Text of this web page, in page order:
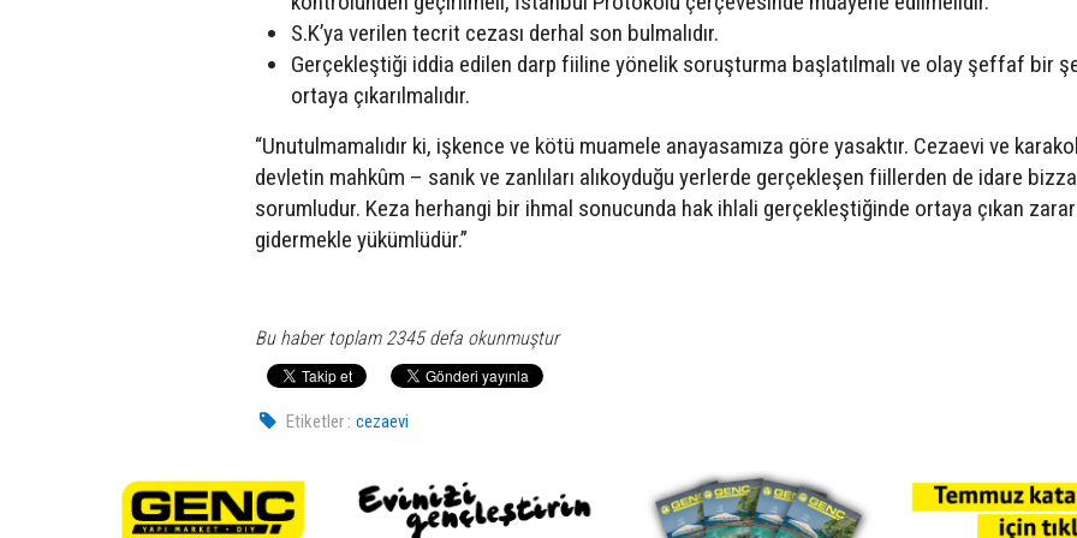
S.K’ya verilen tecrit cezası derhal son bulmalıdır.
Gerçekleştiği iddia edilen darp fiiline yönelik soruşturma başlatılmalı ve olay şeffaf bir
ortaya çıkarılmalıdır.
“Unutulmamalıdır ki, işkence ve kötü muamele anayasamıza göre yasaktır. Cezaevi ve
devletin mahkûm – sanık ve zanlıları alıkoyduğu yerlerde gerçekleşen fiillerden de idare
sorumludur. Keza herhangi bir ihmal sonucunda hak ihlali gerçekleştiğinde ortaya çıkan
gidermekle yükümlüdür.”
Bu haber toplam 2345 defa okunmuştur
Etiketler : cezaevi